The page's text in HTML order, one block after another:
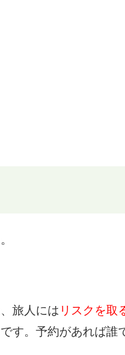
旅人には リスクを取
す。予約があれば誰